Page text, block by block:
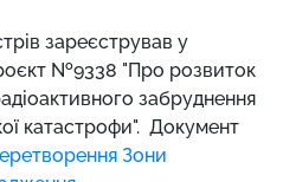
зареєстрував у
№9338 "Про розвиток
забруднення
катастрофи". Документ
Зони